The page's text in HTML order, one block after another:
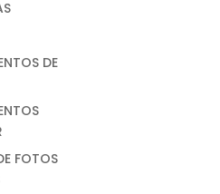
DE
FOTOS